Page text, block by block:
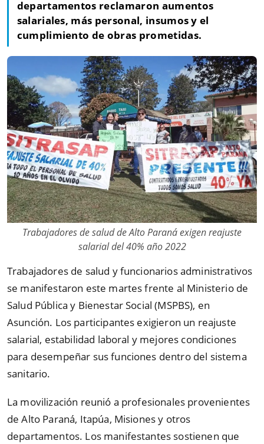
departamentos reclamaron aumentos
salariales, más personal, insumos y el
cumplimiento de obras prometidas.
Trabajadores de salud de Alto Paraná exigen reajuste
salarial del 40% año 2022
Trabajadores de salud y funcionarios administrativos
se manifestaron este martes frente al Ministerio de
Salud Pública y Bienestar Social (MSPBS), en
Asunción. Los participantes exigieron un reajuste
salarial, estabilidad laboral y mejores condiciones
para desempeñar sus funciones dentro del sistema
sanitario.
La movilización reunió a profesionales provenientes
de Alto Paraná, Itapúa, Misiones y otros
departamentos. Los manifestantes sostienen que